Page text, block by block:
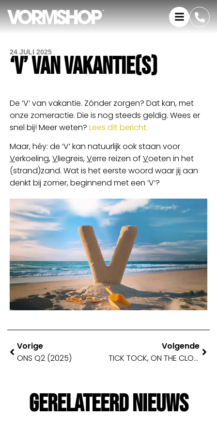
24 JULI 2025
‘V’ VAN VAKANTIE(S)
De ‘V’ van vakantie. Zónder zorgen? Dat kan, met
onze zomeractie. Die is nog steeds geldig. Wees er
snel bij! Meer weten? Lees dít bericht.
Maar, héy: de ‘V’ kan natuurlijk ook staan voor
Verkoeling,Vliegreis,Verre reizen of Voeten in het
(strand)zand. Wat is het eerste woord waar jij aan
denkt bij zomer, beginnend met een ‘V’?
Vorige
ONS Q2 (2025)
Volgende
TICK TOCK, ON THE CLOCK 🏖️⏰
Gerelateerd Nieuws